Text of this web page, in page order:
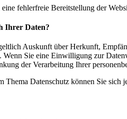
fehlerfreie Bereitstellung der
Ihrer Daten?
Auskunft über Herkunft,
Wenn Sie eine Einwilligung zur
der Verarbeitung Ihrer
Thema Datenschutz können Sie sich